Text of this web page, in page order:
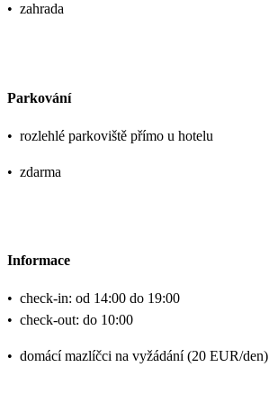
• zahrada
Parkování
• rozlehlé parkoviště přímo u hotelu
• zdarma
Informace
• check-in: od 14:00 do 19:00
• check-out: do 10:00
• domácí mazlíčci na vyžádání (20 EUR/den)